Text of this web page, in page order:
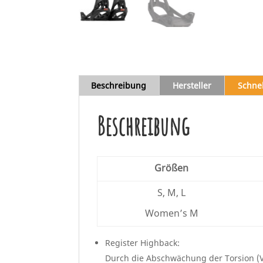
Beschreibung Hersteller
Beschreibung
Größen
S, M, L
Women’s M
Register Highback:
Durch die Abschwächung der Torsion